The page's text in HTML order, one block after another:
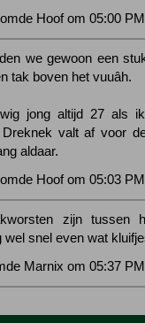
Hoof om 05:00
we gewoon een
tak boven het vuuâh.
jong altijd 27 als
valt af voor
aldaar.
Hoof om 05:03
zijn tussen
wel snel even wat
Marnix om 05:37